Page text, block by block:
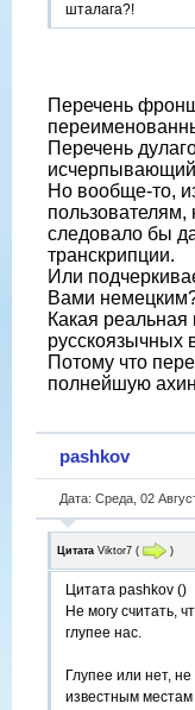
шталага?!
Перечень
Перечень
Но вообще-то,
следовало бы
транскрипции.
Или
Вами
Какая
русскоязычных
Потому что
полнейшую
pashkov
Дата: Среда, 02
Цитата Viktor7 ( )
Цитата pashkov ()
Не могу считать,
глупее нас.
Глупее или нет,
известным